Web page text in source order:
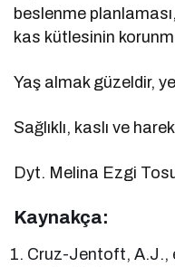
beslenme
kas kütlesinin
Yaş almak güzeldir,
Sağlıklı, kaslı ve
Dyt. Melina Ezgi
Kaynakça:
Cruz-Jentoft, A.J.,